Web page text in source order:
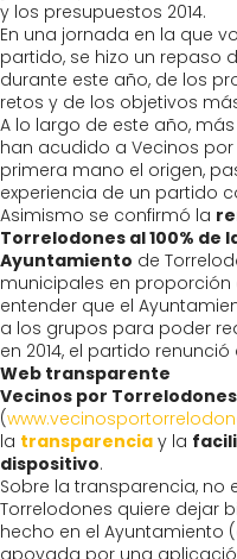
y los presupuestos 2014.
En una jornada en la que
partido, se hizo un repaso
durante este año, de los
retos y de los objetivos
A lo largo de este año,
han acudido a Vecinos
primera mano el origen,
experiencia de un partido
Asimismo se confirmó la
Torrelodones al 100% de
Ayuntamiento de
municipales en
entender que el
a los grupos para poder
en 2014, el partido
Web transparente
Vecinos por Torrelodones
(
la transparencia y la
dispositivo.
Sobre la transparencia,
Torrelodones quiere dejar
hecho en el Ayuntamiento
apoyada por una